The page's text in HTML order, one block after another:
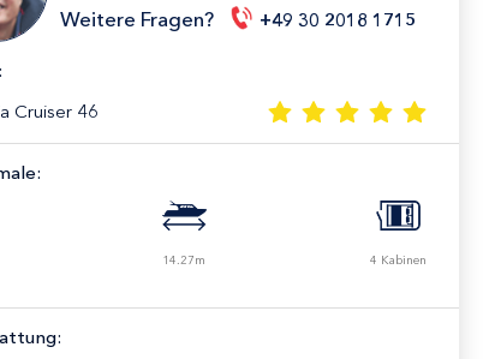
Weitere Fragen? +49 30 2018 1715
Cruiser 46
14.27m 4 Kabinen